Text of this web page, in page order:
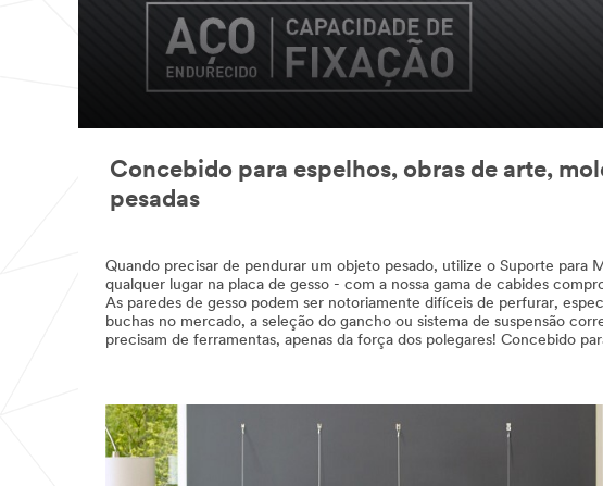
Concebido para espelhos, obras de arte,
pesadas
Quando precisar de pendurar um objeto pesado, utilize o Suporte
qualquer lugar na placa de gesso - com a nossa gama de cabides
As paredes de gesso podem ser notoriamente difíceis de perfurar,
buchas no mercado, a seleção do gancho ou sistema de suspensão
precisam de ferramentas, apenas da força dos polegares! Concebido
Video Transcript